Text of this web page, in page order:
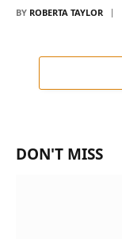
BY ROBERTA TAYLOR
DON'T MISS